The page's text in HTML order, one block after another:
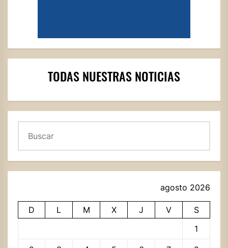
TODAS NUESTRAS NOTICIAS
agosto 2026
D L M X J V
S
1